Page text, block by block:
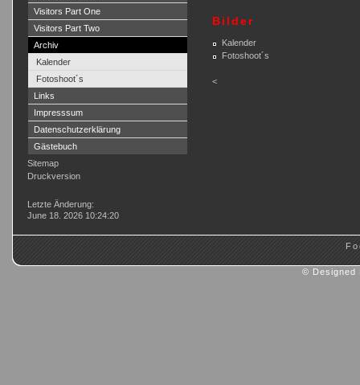
Visitors Part One
Visitors Part Two
Archiv
Kalender
Fotoshoot´s
Links
Impresssum
Datenschutzerklärung
Gästebuch
Sitemap
Druckversion
Letzte Änderung:
June 18. 2026 10:24:20
Bilder
Kalender
Fotoshoot´s
<
© Designed